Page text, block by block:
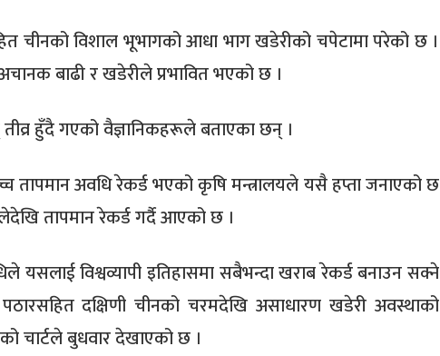
चीनको विशाल भूभागको आधा भाग खडेरीको चपेटामा परेको छ ।
अचानक बाढी र खडेरीले प्रभावित भएको छ ।
हुँदै गएको वैज्ञानिकहरूले बताएका छन् ।
तापमान अवधि रेकर्ड भएको कृषि मन्त्रालयले यसै हप्ता जनाएको छ
तापमान रेकर्ड गर्दै आएको छ ।
यसलाई विश्वव्यापी इतिहासमा सबैभन्दा खराब रेकर्ड बनाउन सक्ने
दक्षिणी चीनको चरमदेखि असाधारण खडेरी अवस्थाको
चार्टले बुधवार देखाएको छ ।